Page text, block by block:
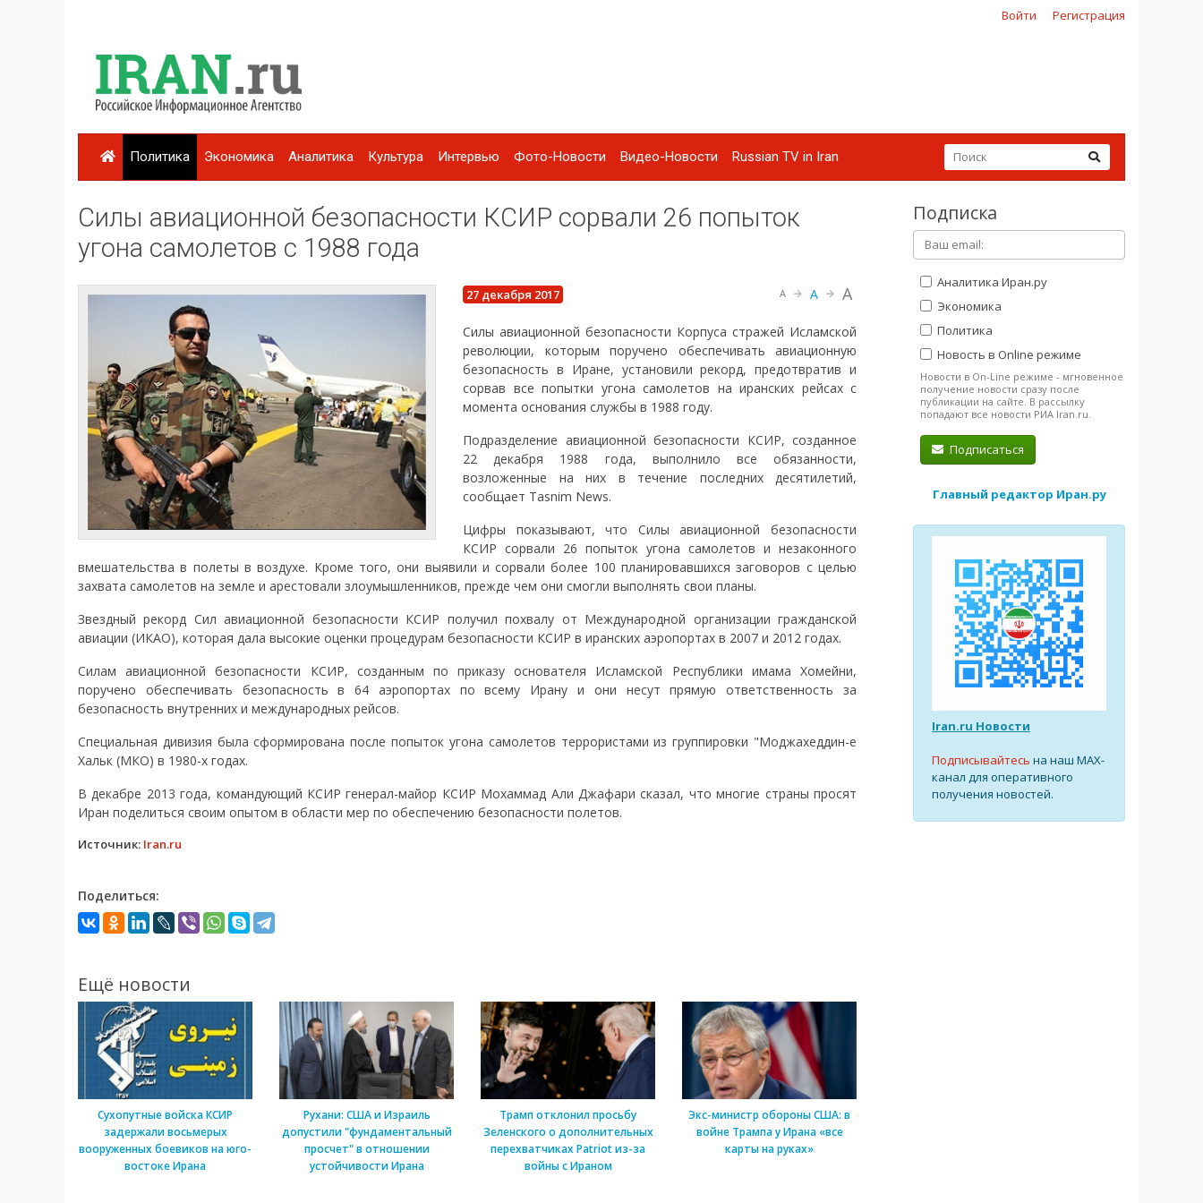
Войти Регистрация
Политика Экономика Аналитика Культура Интервью Фото-Новости Видео-Новости Russian TV in Iran
Силы авиационной безопасности КСИР сорвали 26 попыток
угона самолетов с 1988 года
27 декабря 2017 A A A
Силы авиационной безопасности Корпуса стражей Исламской
революции, которым поручено обеспечивать авиационную
безопасность в Иране, установили рекорд, предотвратив и
сорвав все попытки угона самолетов на иранских рейсах с
момента основания службы в 1988 году.
Подразделение авиационной безопасности КСИР, созданное
22 декабря 1988 года, выполнило все обязанности,
возложенные на них в течение последних десятилетий,
сообщает Tasnim News.
Цифры показывают, что Силы авиационной безопасности
КСИР сорвали 26 попыток угона самолетов и незаконного
вмешательства в полеты в воздухе. Кроме того, они выявили и сорвали более 100 планировавшихся заговоров с целью
захвата самолетов на земле и арестовали злоумышленников, прежде чем они смогли выполнять свои планы.
Звездный рекорд Сил авиационной безопасности КСИР получил похвалу от Международной организации гражданской
авиации (ИКАО), которая дала высокие оценки процедурам безопасности КСИР в иранских аэропортах в 2007 и 2012 годах.
Силам авиационной безопасности КСИР, созданным по приказу основателя Исламской Республики имама Хомейни,
поручено обеспечивать безопасность в 64 аэропортах по всему Ирану и они несут прямую ответственность за
безопасность внутренних и международных рейсов.
Специальная дивизия была сформирована после попыток угона самолетов террористами из группировки "Моджахеддин-е
Хальк (МКО) в 1980-х годах.
В декабре 2013 года, командующий КСИР генерал-майор КСИР Мохаммад Али Джафари сказал, что многие страны просят
Иран поделиться своим опытом в области мер по обеспечению безопасности полетов.
Источник: Iran.ru
Поделиться:
Ещё новости
Сухопутные войска КСИР
задержали восьмерых
вооруженных боевиков на юго-
востоке Ирана
Рухани: США и Израиль
допустили "фундаментальный
просчет" в отношении
устойчивости Ирана
Трамп отклонил просьбу
Зеленского о дополнительных
перехватчиках Patriot из-за
войны с Ираном
Экс-министр обороны США: в
войне Трампа у Ирана «все
карты на руках»
Подписка
Аналитика Иран.ру
Экономика
Политика
Новость в Online режиме
Новости в On-Line режиме - мгновенное
получение новости сразу после
публикации на сайте. В рассылку
попадают все новости РИА Iran.ru.
Подписаться
Главный редактор Иран.ру
Iran.ru Новости
Подписывайтесь на наш MAX-
канал для оперативного
получения новостей.